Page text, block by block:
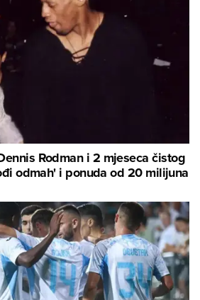
Rodman i 2 mjeseca čistog
odmah' i ponuda od 20 milijuna